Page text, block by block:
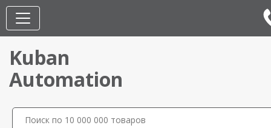
Kuban
Automation